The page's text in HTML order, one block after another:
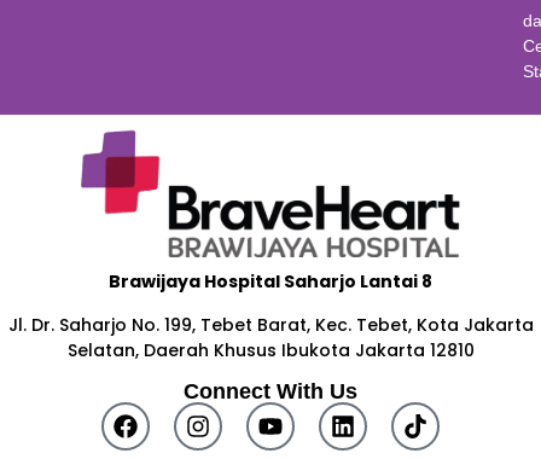
Brawijaya Hospital Saharjo Lantai 8
Jl. Dr. Saharjo No. 199, Tebet Barat, Kec. Tebet, Kota Jakarta
Selatan, Daerah Khusus Ibukota Jakarta 12810
Connect With Us